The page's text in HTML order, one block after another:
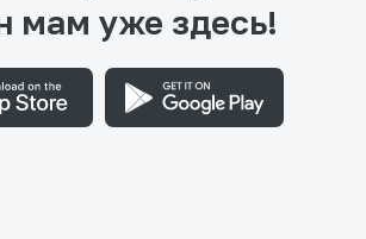
мам уже здесь!